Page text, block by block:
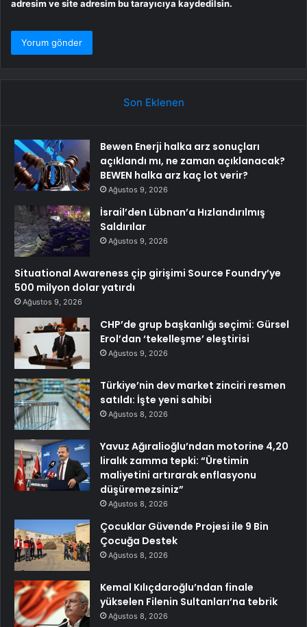
adresim ve site adresim bu tarayıcıya kaydedilsin.
Son Eklenen
Bewen Enerji halka arz sonuçları
açıklandı mı, ne zaman açıklanacak?
BEWEN halka arz kaç lot verir?
Ağustos 9, 2026
İsrail’den Lübnan’a Hızlandırılmış
Saldırılar
Ağustos 9, 2026
Situational Awareness çip girişimi Source Foundry’ye
500 milyon dolar yatırdı
Ağustos 9, 2026
CHP’de grup başkanlığı seçimi: Gürsel
Erol’dan ‘tekelleşme’ eleştirisi
Ağustos 9, 2026
Türkiye’nin dev market zinciri resmen
satıldı: İşte yeni sahibi
Ağustos 8, 2026
Yavuz Ağıralioğlu’ndan motorine 4,20
liralık zamma tepki: “Üretimin
maliyetini artırarak enflasyonu
düşüremezsiniz”
Ağustos 8, 2026
Çocuklar Güvende Projesi ile 9 Bin
Çocuğa Destek
Ağustos 8, 2026
Kemal Kılıçdaroğlu’ndan finale
yükselen Filenin Sultanları’na tebrik
Ağustos 8, 2026